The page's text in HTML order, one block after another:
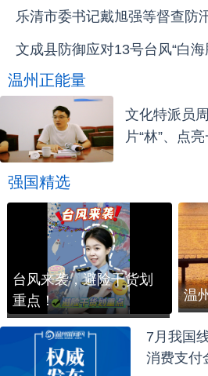
乐清市委书记戴旭强等督查防
文成县防御应对13号台风“白
温州正能量
文化特派员
片“林”、点亮
强国精选
台风来袭，避险干货划
重点！
温
7月我国
消费支付